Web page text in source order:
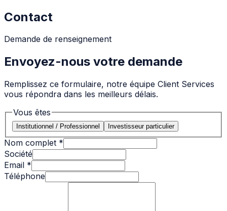
Contact
Demande de renseignement
Envoyez-nous votre demande
Remplissez ce formulaire, notre équipe Client Services
vous répondra dans les meilleurs délais.
Vous êtes
Institutionnel / Professionnel Investisseur particulier
Nom complet *
Société
Email *
Téléphone